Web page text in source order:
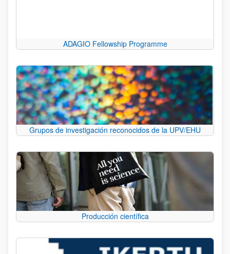
ADAGIO Fellowship Programme
Grupos de investigación reconocidos de la UPV/EHU
Producción científica